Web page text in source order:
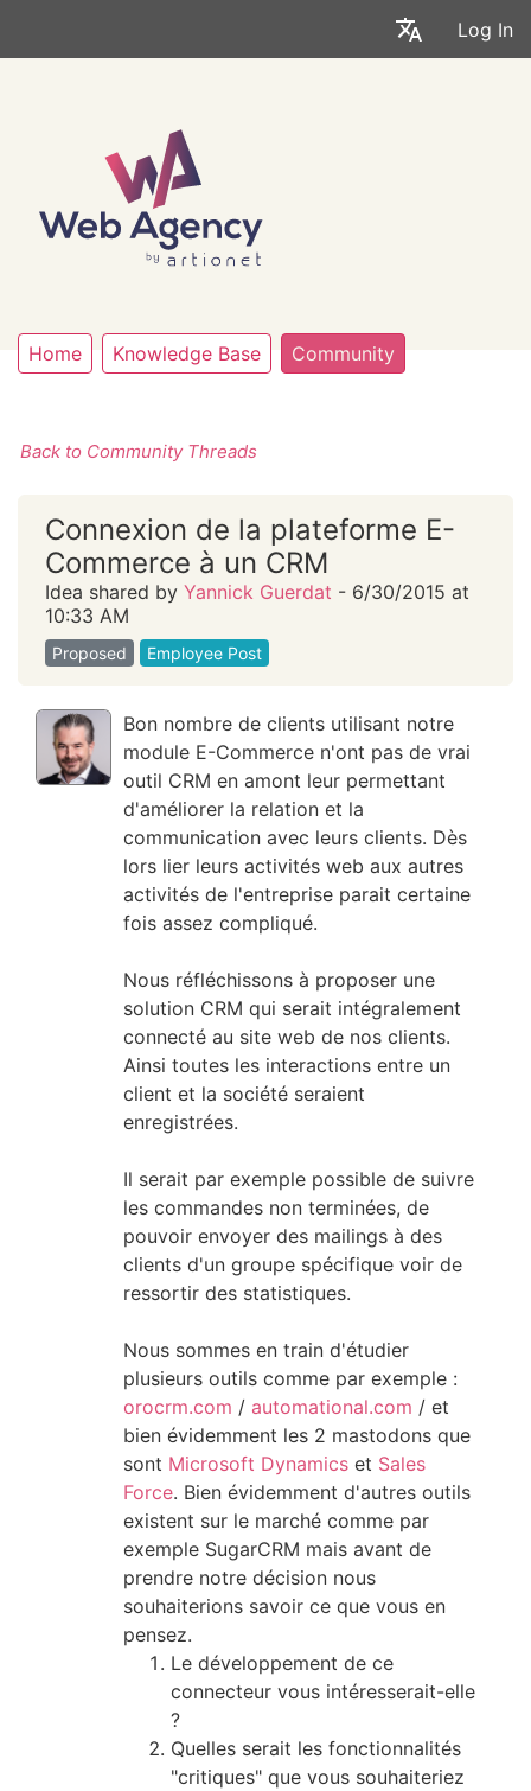
Log In
Home Knowledge Base Community
Back to Community Threads
Connexion de la plateforme E-
Commerce à un CRM
Idea shared by Yannick Guerdat - 6/30/2015 at
10:33 AM
Proposed Employee Post
Bon nombre de clients utilisant notre
module E-Commerce n'ont pas de vrai
outil CRM en amont leur permettant
d'améliorer la relation et la
communication avec leurs clients. Dès
lors lier leurs activités web aux autres
activités de l'entreprise parait certaine
fois assez compliqué.
Nous réfléchissons à proposer une
solution CRM qui serait intégralement
connecté au site web de nos clients.
Ainsi toutes les interactions entre un
client et la société seraient
enregistrées.
Il serait par exemple possible de suivre
les commandes non terminées, de
pouvoir envoyer des mailings à des
clients d'un groupe spécifique voir de
ressortir des statistiques.
Nous sommes en train d'étudier
plusieurs outils comme par exemple :
orocrm.com / automational.com / et
bien évidemment les 2 mastodons que
sont Microsoft Dynamics et Sales
Force. Bien évidemment d'autres outils
existent sur le marché comme par
exemple SugarCRM mais avant de
prendre notre décision nous
souhaiterions savoir ce que vous en
pensez.
Le développement de ce
connecteur vous intéresserait-elle
?
Quelles serait les fonctionnalités
"critiques" que vous souhaiteriez